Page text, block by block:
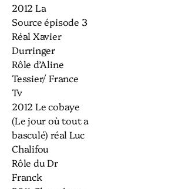
2012 La
Source épisode 3
Réal Xavier
Durringer
Rôle d’Aline
Tessier/ France
Tv
2012 Le cobaye
(Le jour où tout a
basculé) réal Luc
Chalifou
Rôle du Dr
Franck